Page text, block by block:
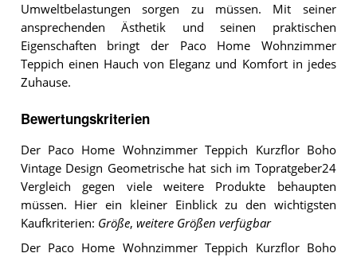
Umweltbelastungen sorgen zu müssen. Mit seiner
ansprechenden Ästhetik und seinen praktischen
Eigenschaften bringt der Paco Home Wohnzimmer
Teppich einen Hauch von Eleganz und Komfort in jedes
Zuhause.
Bewertungskriterien
Der Paco Home Wohnzimmer Teppich Kurzflor Boho
Vintage Design Geometrische hat sich im Topratgeber24
Vergleich gegen viele weitere Produkte behaupten
müssen. Hier ein kleiner Einblick zu den wichtigsten
Kaufkriterien: Größe, weitere Größen verfügbar
Der Paco Home Wohnzimmer Teppich Kurzflor Boho